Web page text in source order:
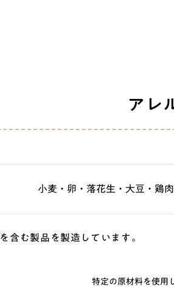
アレ
小麦・卵・落花生・大豆・鶏
を含む製品を製造しています。
特定の原材料を使用